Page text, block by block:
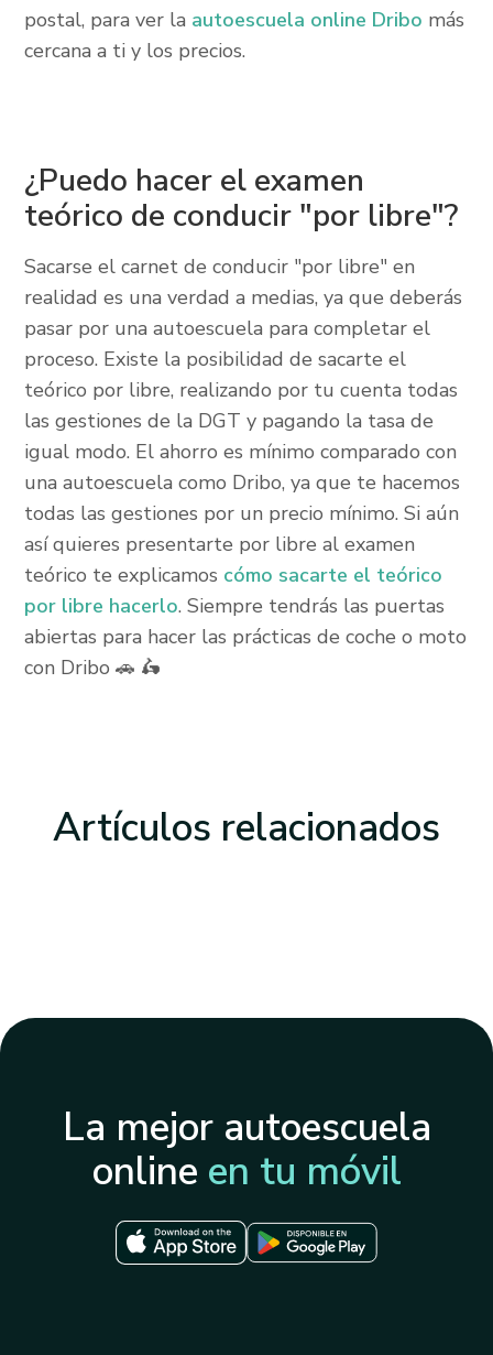
postal, para ver la autoescuela online Dribo más
cercana a ti y los precios.
¿Puedo hacer el examen
teórico de conducir "por libre"?
Sacarse el carnet de conducir "por libre" en
realidad es una verdad a medias, ya que deberás
pasar por una autoescuela para completar el
proceso. Existe la posibilidad de sacarte el
teórico por libre, realizando por tu cuenta todas
las gestiones de la DGT y pagando la tasa de
igual modo. El ahorro es mínimo comparado con
una autoescuela como Dribo, ya que te hacemos
todas las gestiones por un precio mínimo. Si aún
así quieres presentarte por libre al examen
teórico te explicamos cómo sacarte el teórico
por libre hacerlo. Siempre tendrás las puertas
abiertas para hacer las prácticas de coche o moto
con Dribo 🚗 🛵
Artículos relacionados
La mejor autoescuela
online en tu móvil